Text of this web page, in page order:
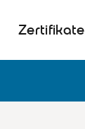
Zertifikate